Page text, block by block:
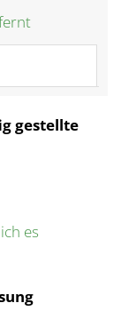
gestellte
es